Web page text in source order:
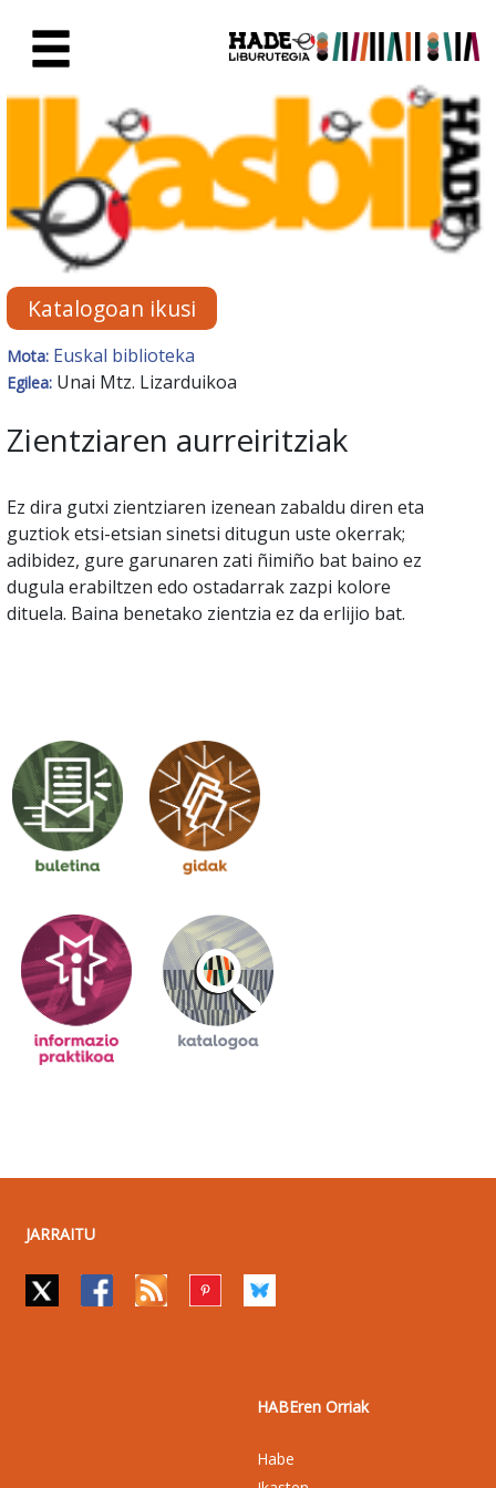
Eskuratu berriak Fitxa -
Katalogoan ikusi
Mota: Euskal biblioteka
Egilea: Unai Mtz. Lizarduikoa
Zientziaren aurreiritziak
Ez dira gutxi zientziaren izenean zabaldu diren eta
guztiok etsi-etsian sinetsi ditugun uste okerrak;
adibidez, gure garunaren zati ñimiño bat baino ez
dugula erabiltzen edo ostadarrak zazpi kolore
dituela. Baina benetako zientzia ez da erlijio bat.
JARRAITU
HABEren Orriak
Habe